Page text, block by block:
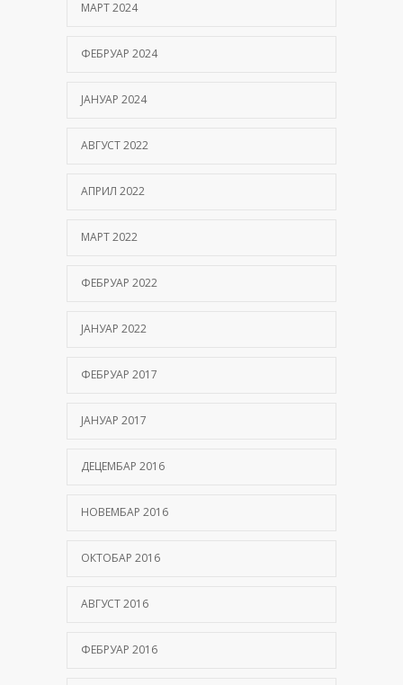
МАРТ 2024
ФЕБРУАР 2024
ЈАНУАР 2024
АВГУСТ 2022
АПРИЛ 2022
МАРТ 2022
ФЕБРУАР 2022
ЈАНУАР 2022
ФЕБРУАР 2017
ЈАНУАР 2017
ДЕЦЕМБАР 2016
НОВЕМБАР 2016
ОКТОБАР 2016
АВГУСТ 2016
ФЕБРУАР 2016